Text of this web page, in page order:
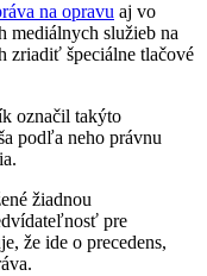
na opravu aj vo
mediálnych služieb na
zriadiť špeciálne tlačové
označil takýto
podľa neho právnu
žiadnou
pre
že ide o precedens,